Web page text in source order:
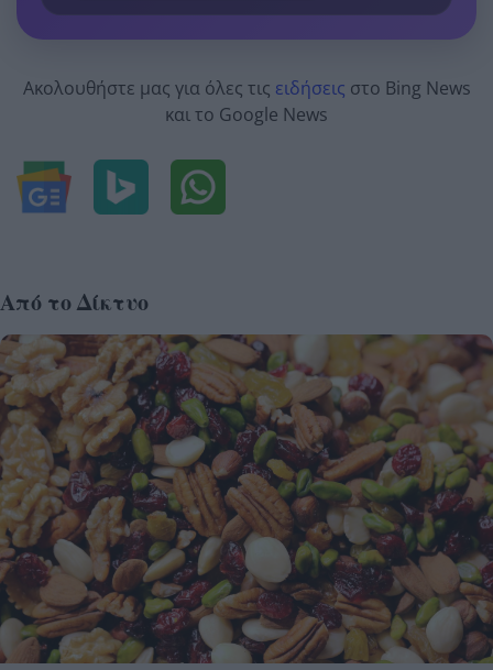
Ακολουθήστε μας για όλες τις ειδήσεις στο Bing News
και το Google News
Από το Δίκτυο